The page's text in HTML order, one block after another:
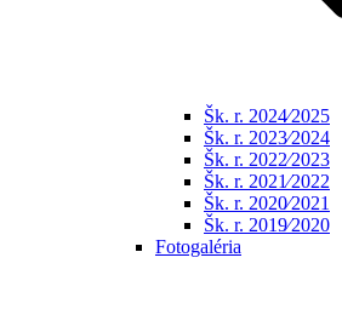
Šk. r. 2024⁄2025
Šk. r. 2023⁄2024
Šk. r. 2022⁄2023
Šk. r. 2021⁄2022
Šk. r. 2020⁄2021
Šk. r. 2019⁄2020
Fotogaléria